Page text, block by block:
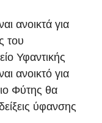
ανοικτά για
του
Υφαντικής
ανοικτό για
Φύτης θα
ύφανσης